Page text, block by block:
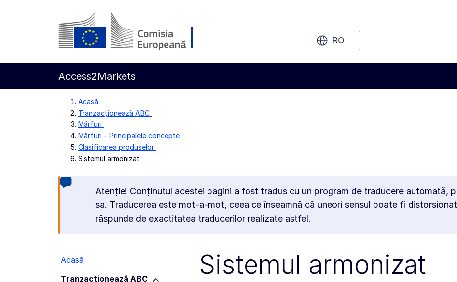
Accesați conținutul principal
RO
Access2Markets
Acasă
Tranzacționează ABC
Mărfuri
Mărfuri – Principalele concepte
Clasificarea produselor
Sistemul armonizat
Atenție! Conținutul acestei pagini a fost tradus cu un program de traducere automată,
sa. Traducerea este mot-a-mot, ceea ce înseamnă că uneori sensul poate fi
răspunde de exactitatea traducerilor realizate astfel.
Acasă
Tranzacționează ABC
Sistemul armonizat